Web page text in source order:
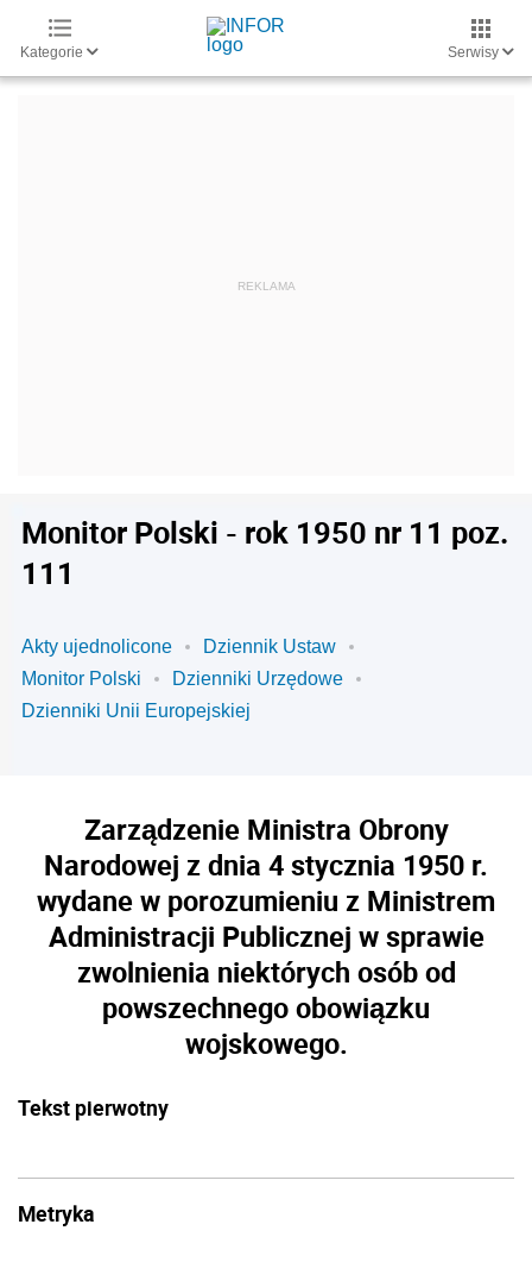
Kategorie Serwisy
Monitor Polski - rok 1950 nr 11 poz.
111
Akty ujednolicone
Dziennik Ustaw
Monitor Polski
Dzienniki Urzędowe
Dzienniki Unii Europejskiej
Zarządzenie Ministra Obrony
Narodowej z dnia 4 stycznia 1950 r.
wydane w porozumieniu z Ministrem
Administracji Publicznej w sprawie
zwolnienia niektórych osób od
powszechnego obowiązku
wojskowego.
Tekst pierwotny
Metryka